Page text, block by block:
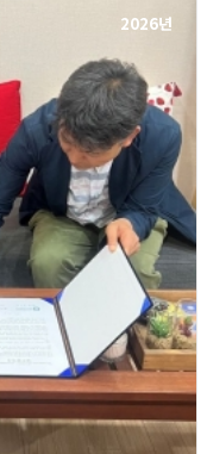
2026년